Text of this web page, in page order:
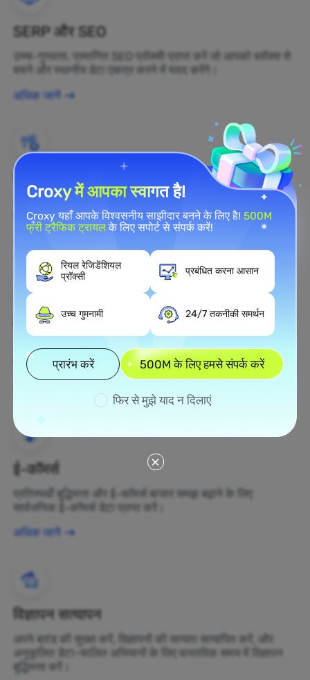
SERP और SEO
उच्च-गुणवत्ता, प्रमाणित SEO प्रॉक्सी प्राप्त करें जो आपको ब्लॉक्स से
बचने और स्थानीय डेटा एकत्र करने में मदद करेंगे।
अधिक जानें
आप रेजिडेंशियल प्रॉक्सी का उपयोग करके अपनी ब्रांड की सार्वजनिक
राय को वास्तविक समय में वेब पर निगरानी कर सकते हैं।
वेब स्क्रैपिंग
अज्ञात डेटा संपत्तियों को एकत्र करें और उन्हें लाभकारी व्यापार निर्णयों में
बदलें।
ई-कॉमर्स
प्रतिस्पर्धी बुद्धिमत्ता और ई-कॉमर्स बाजार समझ बढ़ाने के लिए
सार्वजनिक ई-कॉमर्स डेटा प्राप्त करें।
अधिक जानें
विज्ञापन सत्यापन
अपने ब्रांड की सुरक्षा करें, विज्ञापनों की सत्यता सत्यापित करें, और
अनुकूलित डेटा-चालित अभियानों के लिए वास्तविक समय में विज्ञापन
बुद्धिमत्ता करें।
Croxy में आपका स्वागत है!
Croxy यहाँ आपके विश्वसनीय साझीदार बनने के लिए है!500M
फ्री ट्रैफिक ट्रायल के लिए सपोर्ट से संपर्क करें!
रियल रेजिडेंशियल
प्रॉक्सी
प्रबंधित करना आसान
उच्च गुमनामी 24/7 तकनीकी समर्थन
प्रारंभ करें 500M के लिए हमसे संपर्क करें
फिर से मुझे याद न दिलाएं